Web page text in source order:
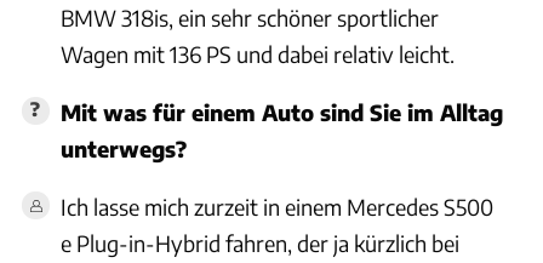
BMW 318is, ein sehr schöner sportlicher
Wagen mit 136 PS und dabei relativ leicht.
Mit was für einem Auto sind Sie im Alltag
unterwegs?
Ich lasse mich zurzeit in einem Mercedes S500
e Plug-in-Hybrid fahren, der ja kürzlich bei